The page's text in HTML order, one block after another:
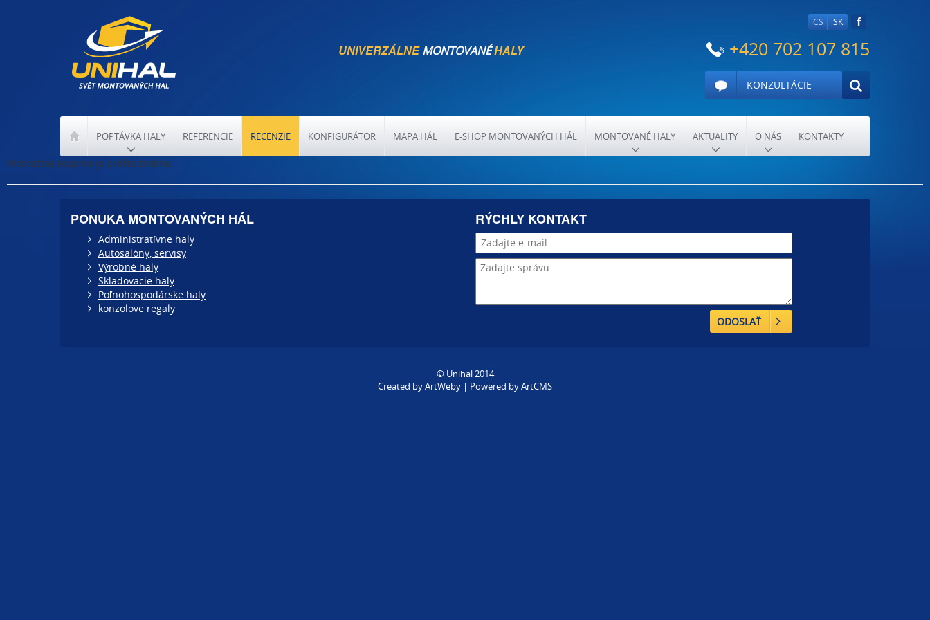
UNIVERZÁLNEMONTOVANÉHALY
CS SK
+420 702 107 815
KONZULTÁCIE
POPTÁVKA HALY REFERENCIE RECENZIE KONFIGURÁTOR MAPA HÁL E-SHOP MONTOVANÝCH HÁL MONTOVANÉ HALY AKTUALITY O NÁS KONTAKTY
Montážna skupina je profesionálna.
PONUKA MONTOVANÝCH HÁL
Administratívne haly
Autosalóny, servisy
Výrobné haly
Skladovacie haly
Poľnohospodárske haly
konzolove regaly
RÝCHLY KONTAKT
ODOSLAŤ
© Unihal 2014
Created byArtWeby | Powered byArtCMS